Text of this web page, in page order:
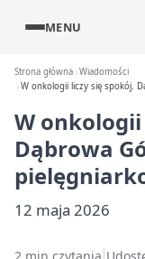
MENU
Strona główna Wiadomości
W onkologii liczy się spokój.
W
Dąbrowa
12 maja 2026
2 min czytania